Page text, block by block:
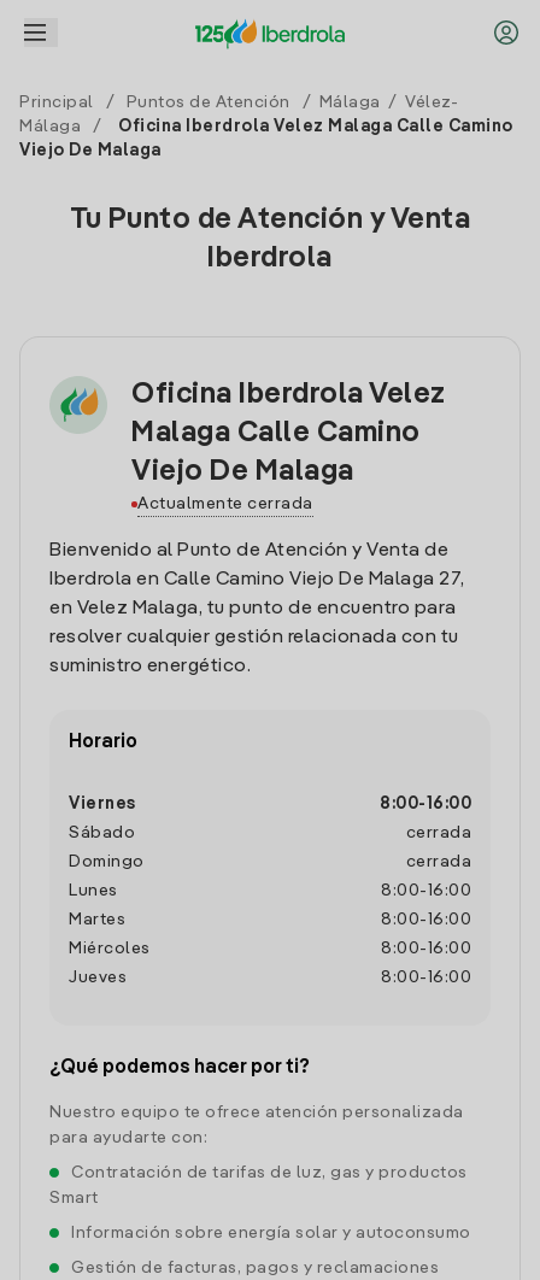
Principal / Puntos de Atención / Málaga / Vélez-
Málaga
/
Oficina Iberdrola Velez Malaga Calle Camino
Viejo De Malaga
Tu Punto de Atención y Venta
Iberdrola
Oficina Iberdrola Velez
Malaga Calle Camino
Viejo De Malaga
Actualmente cerrada
Bienvenido al Punto de Atención y Venta de
Iberdrola en Calle Camino Viejo De Malaga 27,
en Velez Malaga, tu punto de encuentro para
resolver cualquier gestión relacionada con tu
suministro energético.
Horario
Viernes 8:00- 16:00
Sábado
cerrada
Domingo
cerrada
Lunes
8:00- 16:00
Martes
8:00- 16:00
Miércoles
8:00- 16:00
Jueves
8:00- 16:00
¿Qué podemos hacer por ti?
Nuestro equipo te ofrece atención personalizada
para ayudarte con:
Contratación de tarifas de luz, gas y productos
Smart
Información sobre energía solar y autoconsumo
Gestión de facturas, pagos y reclamaciones